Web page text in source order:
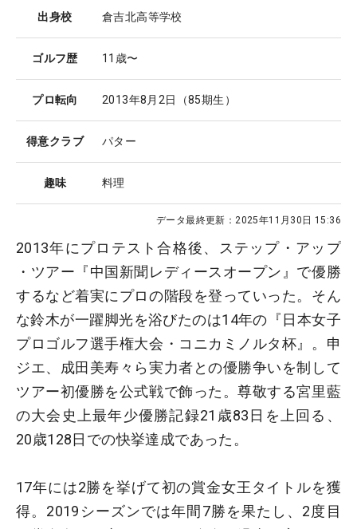
出身校 倉吉北高等学校
ゴルフ歴 11歳〜
プロ転向 2013年8月2日（85期生）
得意クラブ パター
趣味 料理
データ最終更新：2025年11月30日 15:36
2013年にプロテスト合格後、ステップ・アップ
・ツアー『中国新聞レディースオープン』で優勝
するなど着実にプロの階段を登っていった。そん
な鈴木が一躍脚光を浴びたのは14年の『日本女子
プロゴルフ選手権大会・コニカミノルタ杯』。申
ジエ、成田美寿々ら実力者との優勝争いを制して
ツアー初優勝を公式戦で飾った。尊敬する宮里藍
の大会史上最年少優勝記録21歳83日を上回る、
20歳128日での快挙達成であった。
17年には2勝を挙げて初の賞金女王タイトルを獲
得。2019シーズンでは年間7勝を果たし、2度目